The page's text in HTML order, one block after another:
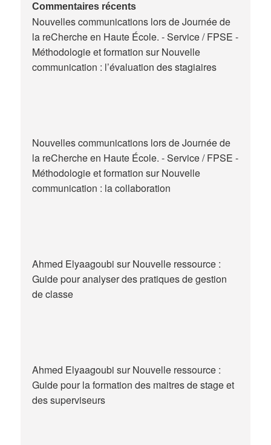
de
stage
en
Belgique
Commentaires récents
Nouvelles communications lors de Journée de
la reCherche en Haute École. - Service / FPSE -
Méthodologie et formation surNouvelle
communication : l’évaluation des stagiaires
Nouvelles communications lors de Journée de
la reCherche en Haute École. - Service / FPSE -
Méthodologie et formation surNouvelle
communication : la collaboration
Ahmed Elyaagoubi surNouvelle ressource :
Guide pour analyser des pratiques de gestion
de classe
Ahmed Elyaagoubi surNouvelle ressource :
Guide pour la formation des maitres de stage et
des superviseurs